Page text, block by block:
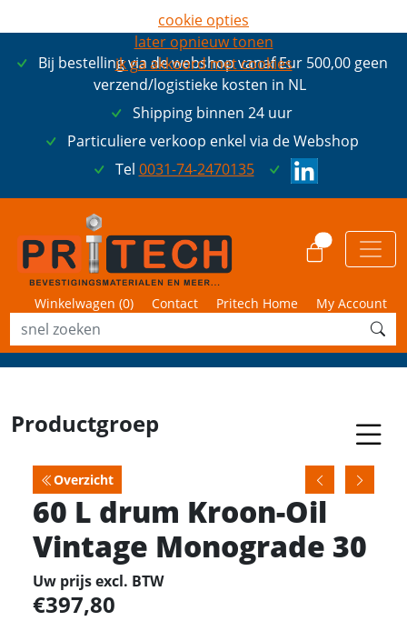
Bij bestelling via de webshop vanaf Eur 500,00 geen
verzend/logistieke kosten in NL
Shipping binnen 24 uur
Particuliere verkoop enkel via de Webshop
Tel 0031-74-2470135
Winkelwagen (0) Contact Pritech Home My Account
Productgroep
Overzicht
60 L drum Kroon-Oil
Vintage Monograde 30
Uw prijs excl. BTW
397,80
cookie opties
later opnieuw tonen
ik ga akkoord met cookies